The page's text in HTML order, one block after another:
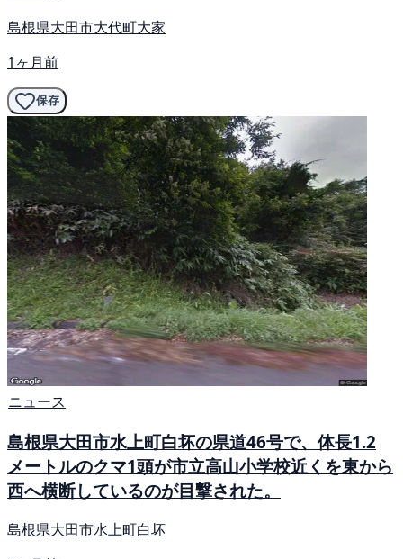
島根県大田市大代町大家
1ヶ月前
保存
ニュース
島根県大田市水上町白坏の県道46号で、体長1.2
メートルのクマ1頭が市立高山小学校近くを東から
西へ横断しているのが目撃された。
島根県大田市水上町白坏